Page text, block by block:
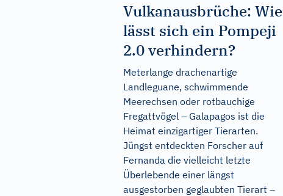
Vulkanausbrüche: Wie
lässt sich ein Pompeji
2.0 verhindern?
Meterlange drachenartige
Landleguane, schwimmende
Meerechsen oder rotbauchige
Fregattvögel – Galapagos ist die
Heimat einzigartiger Tierarten.
Jüngst entdeckten Forscher auf
Fernanda die vielleicht letzte
Überlebende einer längst
ausgestorben geglaubten Tierart –